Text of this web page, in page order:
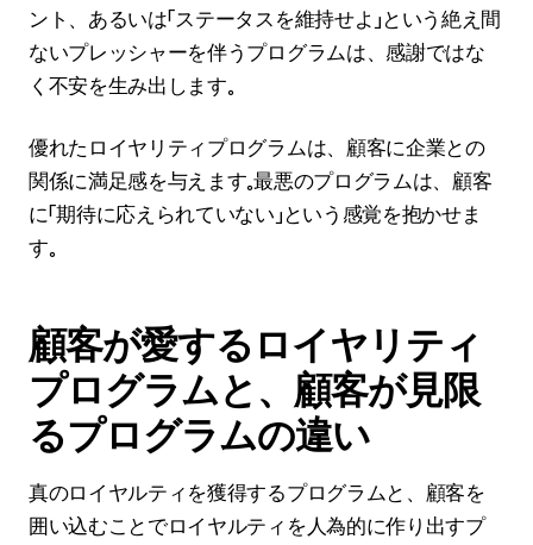
ント、あるいは「ステータスを維持せよ」という絶え間
ないプレッシャーを伴うプログラムは、感謝ではな
く不安を生み出します。
優れたロイヤリティプログラムは、顧客に企業との
関係に満足感を与えます。最悪のプログラムは、顧客
に「期待に応えられていない」という感覚を抱かせま
す。
顧客が愛するロイヤリティ
プログラムと、顧客が見限
るプログラムの違い
真のロイヤルティを獲得するプログラムと、顧客を
囲い込むことでロイヤルティを人為的に作り出すプ